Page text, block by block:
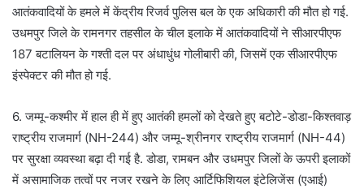
आतंकवादियों के हमले में केंद्रीय रिजर्व पुलिस बल के एक अधिकारी की मौत हो गई.
उधमपुर जिले के रामनगर तहसील के चील इलाके में आतंकवादियों ने सीआरपीएफ
187 बटालियन के गश्ती दल पर अंधाधुंध गोलीबारी की, जिसमें एक सीआरपीएफ
इंस्पेक्टर की मौत हो गई.
6. जम्मू-कश्मीर में हाल ही में हुए आतंकी हमलों को देखते हुए बटोटे-डोडा-किश्तवाड़
राष्ट्रीय राजमार्ग (NH-244) और जम्मू-श्रीनगर राष्ट्रीय राजमार्ग (NH-44)
पर सुरक्षा व्यवस्था बढ़ा दी गई है. डोडा, रामबन और उधमपुर जिलों के ऊपरी इलाकों
में असामाजिक तत्वों पर नजर रखने के लिए आर्टिफिशियल इंटेलिजेंस (एआई)